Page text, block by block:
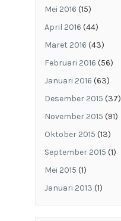
Mei 2016 (15)
April 2016 (44)
Maret 2016 (43)
Februari 2016 (56)
Januari 2016 (63)
Desember 2015 (37)
November 2015 (91)
Oktober 2015 (13)
September 2015 (1)
Mei 2015 (1)
Januari 2013 (1)